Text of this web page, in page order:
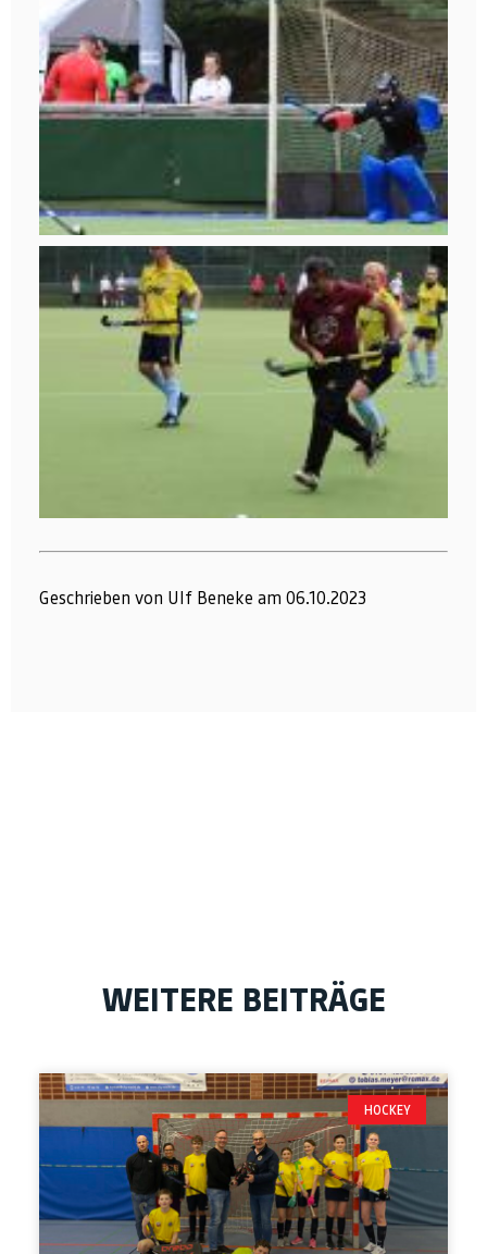
Geschrieben von UIf Beneke am 06.10.2023
WEITERE BEITRÄGE
HOCKEY